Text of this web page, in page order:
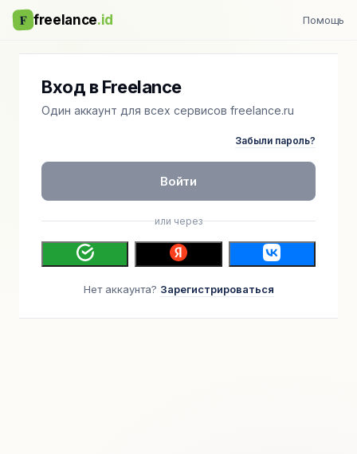
F freelance.id Помощь
Вход в Freelance
Один аккаунт для всех сервисов freelance.ru
Забыли пароль?
Войти
или через
Нет аккаунта? Зарегистрироваться